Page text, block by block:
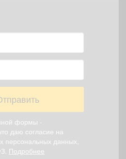
формы -
даю согласие на
персональных данных,
Подробнее